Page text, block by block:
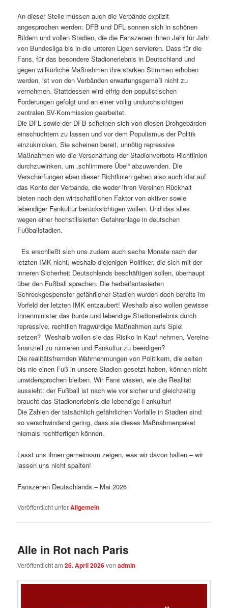
An dieser Stelle müssen auch die Verbände explizit
angesprochen werden: DFB und DFL sonnen sich in schönen
Bildern und vollen Stadien, die die Fanszenen ihnen Jahr für Jahr
von Bundesliga bis in die unteren Ligen servieren. Dass für die
Fans, für das besondere Stadionerlebnis in Deutschland und
gegen willkürliche Maßnahmen ihre starken Stimmen erhoben
werden, ist von den Verbänden erwartungsgemäß nicht zu
vernehmen. Stattdessen wird eifrig den populistischen
Forderungen gefolgt und an einer völlig undurchsichtigen
zentralen SV-Kommission gearbeitet.
Die DFL sowie der DFB scheinen sich von diesen Drohgebärden
einschüchtern zu lassen und vor dem Populismus der Politik
einzuknicken. Sie scheinen bereit, unnötig repressive
Maßnahmen wie die Verschärfung der Stadionverbots-Richtlinien
durchzuwinken, um „schlimmere Übel“ abzuwenden. Die
Verschärfungen eben dieser Richtlinien gehen also auch klar auf
das Konto der Verbände, die weder ihren Vereinen Rückhalt
bieten noch den wirtschaftlichen Faktor von aktiver sowie
lebendiger Fankultur berücksichtigen wollen. Und das alles
wegen einer hochstilisierten Gefahrenlage in deutschen
Fußballstadien.
Es erschließt sich uns zudem auch sechs Monate nach der
letzten IMK nicht, weshalb diejenigen Politiker, die sich mit der
inneren Sicherheit Deutschlands beschäftigen sollen, überhaupt
über den Fußball sprechen. Die herbeifantasierten
Schreckgespenster gefährlicher Stadien wurden doch bereits im
Vorfeld der letzten IMK entzaubert! Weshalb also wollen gewisse
Innenminister das bunte und lebendige Stadionerlebnis durch
repressive, rechtlich fragwürdige Maßnahmen aufs Spiel
setzen? Weshalb wollen sie das Risiko in Kauf nehmen, Vereine
finanziell zu ruinieren und Fankultur zu beerdigen?
Die realitätsfremden Wahrnehmungen von Politikern, die selten
bis nie einen Fuß in unsere Stadien gesetzt haben, können nicht
unwidersprochen bleiben. Wir Fans wissen, wie die Realität
aussieht: der Fußball ist nach wie vor sicher und gleichzeitig
braucht das Stadionerlebnis die lebendige Fankultur!
Die Zahlen der tatsächlich gefährlichen Vorfälle in Stadien sind
so verschwindend gering, dass sie dieses Maßnahmenpaket
niemals rechtfertigen können.
Lasst uns ihnen gemeinsam zeigen, was wir davon halten – wir
lassen uns nicht spalten!
Fanszenen Deutschlands – Mai 2026
Veröffentlicht unterAllgemein
Alle in Rot nach Paris
Veröffentlicht am26. April 2026vonadmin